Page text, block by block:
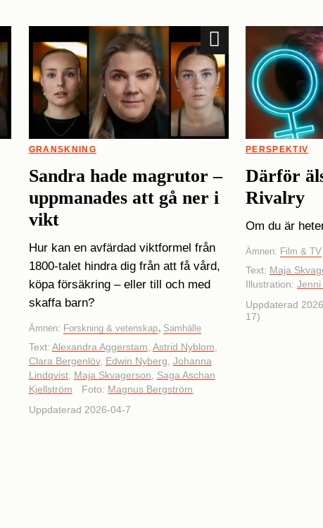
GRANSKNING
Sandra hade magrutor –
uppmanades att gå ner i
vikt
Hur kan en avfärdad viktformel från
1800-talet hindra dig från att få vård,
köpa försäkring – eller till och med
skaffa barn?
Ämnen: Forskning & vetenskap, Samhälle
Text: Alexandra Aggerstam Astrid Nyblom
Clara Bergenlöv, Edwin Nyberg Johanna
Lindqvist, Maja Skvagerson
Saga Aschan
Kjellström
Foto: Magnus Bergström
Uppdaterad 2026-04-7
PERSPEKTIV
Därför
Rivalry
Om du är
Ämnen: Film & TV
Text: Maja
Illustration:Jenni
Uppdaterad
17)